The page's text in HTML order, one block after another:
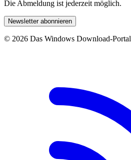
Die Abmeldung ist jederzeit möglich.
Newsletter abonnieren
© 2026 Das Windows Download-Portal